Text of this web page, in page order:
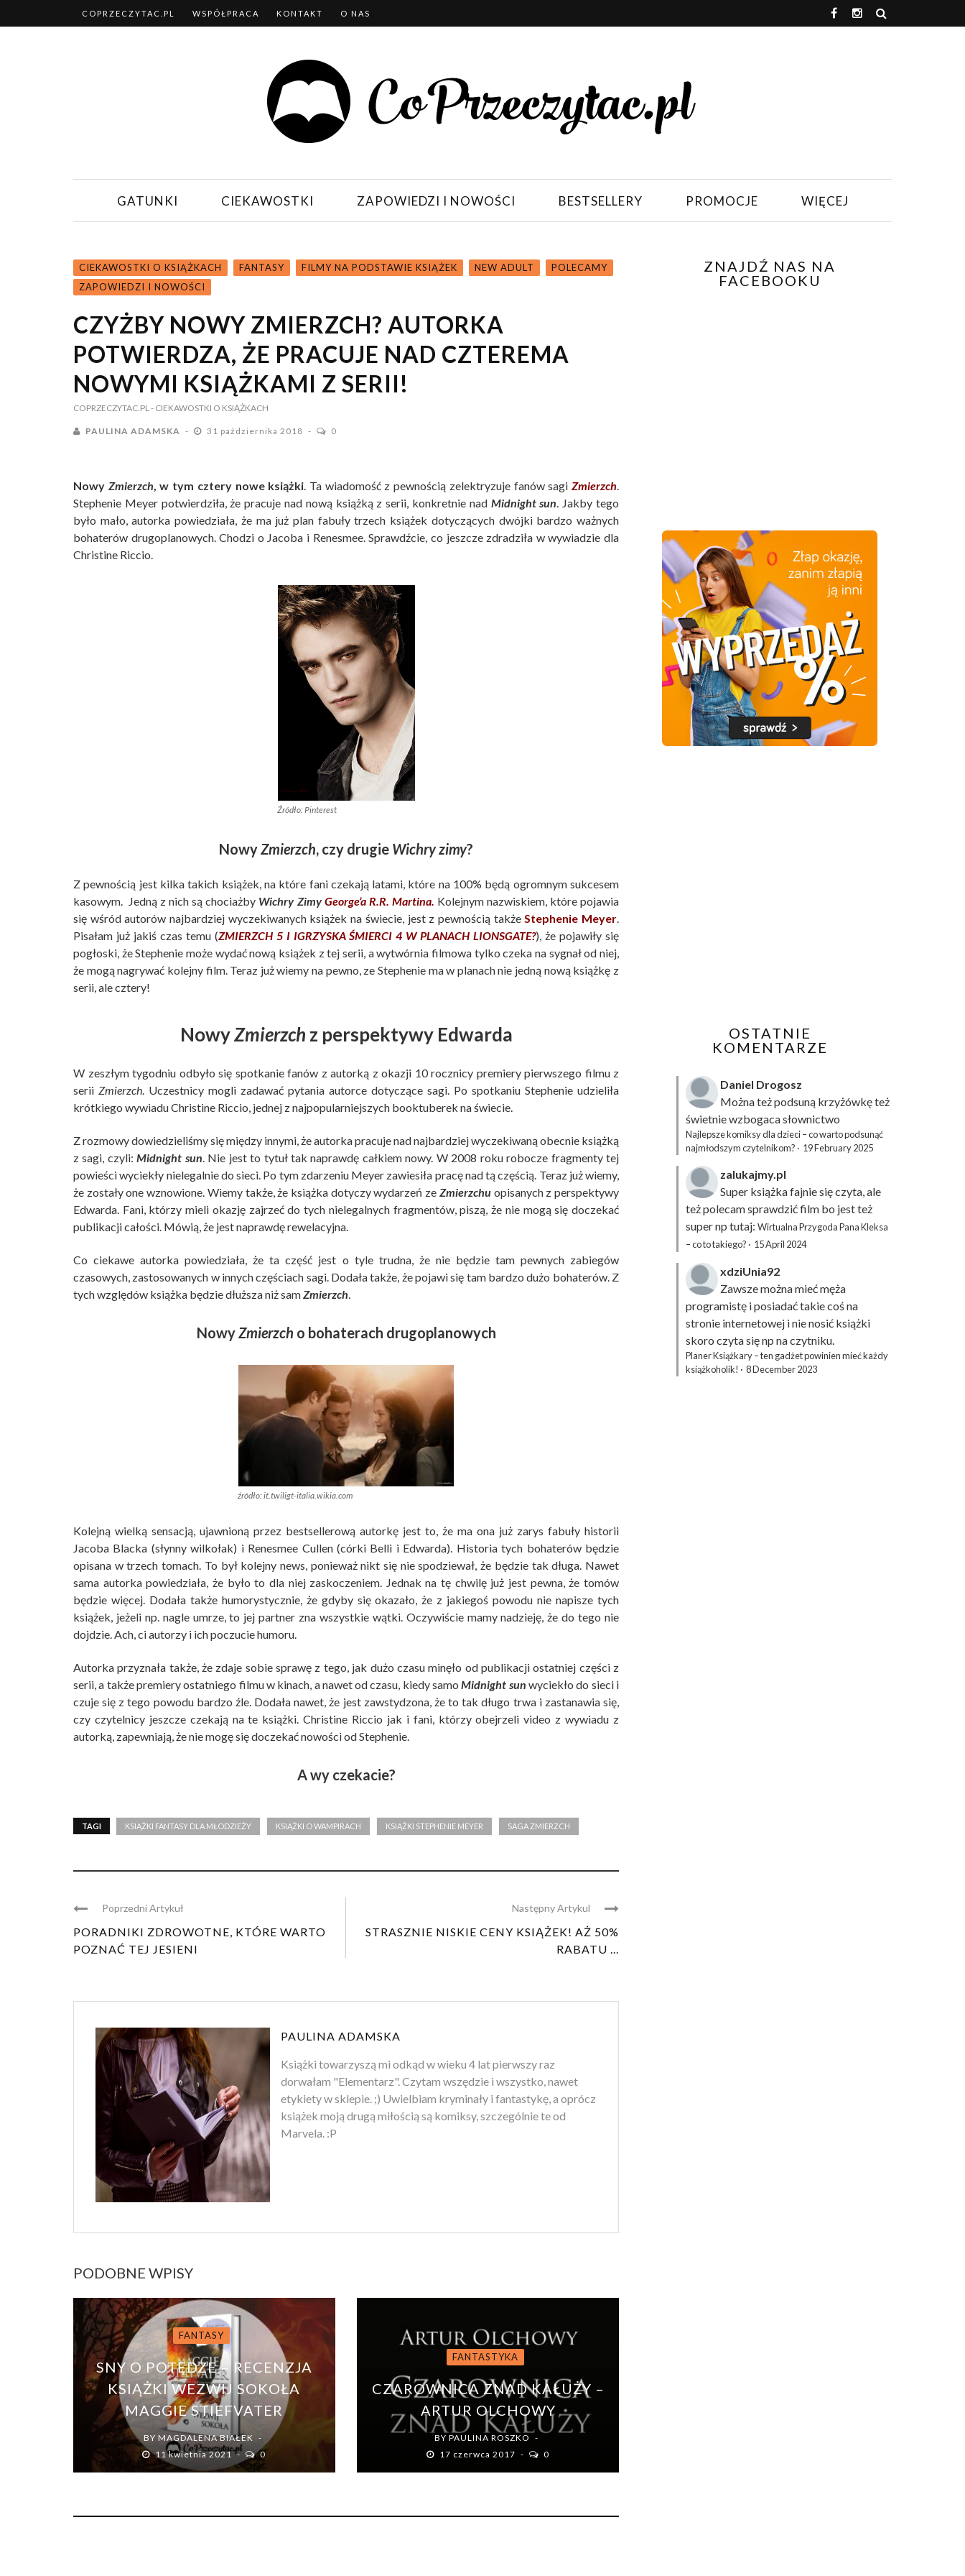
COPRZECZYTAC.PL WSPÓŁPRACA KONTAKT O NAS
GATUNKI CIEKAWOSTKI ZAPOWIEDZI I NOWOŚCI BESTSELLERY PROMOCJE WIĘCEJ
CIEKAWOSTKI O KSIĄŻKACH FANTASY FILMY NA PODSTAWIE KSIĄŻEK NEW ADULT
POLECAMY
ZAPOWIEDZI I NOWOŚCI
CZYŻBY NOWY ZMIERZCH? AUTORKA
POTWIERDZA, ŻE PRACUJE NAD CZTEREMA
NOWYMI KSIĄŻKAMI Z SERII!
COPRZECZYTAC.PL- CIEKAWOSTKI O KSIĄŻKACH
PAULINA ADAMSKA 31 października 2018 0
Nowy Zmierzch, w tym cztery nowe książki. Ta wiadomość z pewnością zelektryzuje fanów sagiZmierzch.
Stephenie Meyer potwierdziła, że pracuje nad nową książką z serii, konkretnie nad Midnight sun. Jakby tego
było mało, autorka powiedziała, że ma już plan fabuły trzech książek dotyczących dwójki bardzo ważnych
bohaterów drugoplanowych. Chodzi o Jacoba i Renesmee. Sprawdźcie, co jeszcze zdradziła w wywiadzie dla
Christine Riccio.
Źródło: Pinterest
NowyZmierzch, czy drugie Wichry zimy?
Z pewnością jest kilka takich książek, na które fani czekają latami, które na 100% będą ogromnym sukcesem
kasowym. Jedną z nich są chociażby Wichry Zimy George’a R.R. Martina. Kolejnym nazwiskiem, które pojawia
się wśród autorów najbardziej wyczekiwanych książek na świecie, jest z pewnością takżeStephenie Meyer.
Pisałam już jakiś czas temu (ZMIERZCH 5 I IGRZYSKA ŚMIERCI 4 W PLANACH LIONSGATE?), że pojawiły się
pogłoski, że Stephenie może wydać nową książek z tej serii, a wytwórnia filmowa tylko czeka na sygnał od niej,
że mogą nagrywać kolejny film. Teraz już wiemy na pewno, ze Stephenie ma w planach nie jedną nową książkę z
serii, ale cztery!
NowyZmierzch z perspektywy Edwarda
W zeszłym tygodniu odbyło się spotkanie fanów z autorką z okazji 10 rocznicy premiery pierwszego filmu z
serii Zmierzch . Uczestnicy mogli zadawać pytania autorce dotyczące sagi. Po spotkaniu Stephenie udzieliła
krótkiego wywiadu Christine Riccio, jednej z najpopularniejszych booktuberek na świecie.
Z rozmowy dowiedzieliśmy się między innymi, że autorka pracuje nad najbardziej wyczekiwaną obecnie książką
z sagi, czyli:Midnight sun . Nie jest to tytuł tak naprawdę całkiem nowy. W 2008 roku robocze fragmenty tej
powieści wyciekły nielegalnie do sieci. Po tym zdarzeniu Meyer zawiesiła pracę nad tą częścią. Teraz już wiemy,
że zostały one wznowione. Wiemy także, że książka dotyczy wydarzeń ze Zmierzchuopisanych z perspektywy
Edwarda. Fani, którzy mieli okazję zajrzeć do tych nielegalnych fragmentów, piszą, że nie mogą się doczekać
publikacji całości. Mówią, że jest naprawdę rewelacyjna.
Co ciekawe autorka powiedziała, że ta część jest o tyle trudna, że nie będzie tam pewnych zabiegów
czasowych, zastosowanych w innych częściach sagi. Dodała także, że pojawi się tam bardzo dużo bohaterów. Z
tych względów książka będzie dłuższa niż sam Zmierzch
Nowy Zmierzch o bohaterach drugoplanowych
źródło: it.twiligt-italia.wikia.com
Kolejną wielką sensacją, ujawnioną przez bestsellerową autorkę jest to, że ma ona już zarys fabuły historii
Jacoba Blacka (słynny wilkołak) i Renesmee Cullen (córki Belli i Edwarda). Historia tych bohaterów będzie
opisana w trzech tomach. To był kolejny news, ponieważ nikt się nie spodziewał, że będzie tak długa. Nawet
sama autorka powiedziała, że było to dla niej zaskoczeniem. Jednak na tę chwilę już jest pewna, że tomów
będzie więcej. Dodała także humorystycznie, że gdyby się okazało, że z jakiegoś powodu nie napisze tych
książek, jeżeli np. nagle umrze, to jej partner zna wszystkie wątki. Oczywiście mamy nadzieję, że do tego nie
dojdzie. Ach, ci autorzy i ich poczucie humoru.
Autorka przyznała także, że zdaje sobie sprawę z tego, jak dużo czasu minęło od publikacji ostatniej części z
serii, a także premiery ostatniego filmu w kinach, a nawet od czasu, kiedy samoMidnight sun wyciekło do sieci i
czuje się z tego powodu bardzo źle. Dodała nawet, że jest zawstydzona, że to tak długo trwa i zastanawia się,
czy czytelnicy jeszcze czekają na te książki. Christine Riccio jak i fani, którzy obejrzeli video z wywiadu z
autorką, zapewniają, że nie mogę się doczekać nowości od Stephenie.
A wy czekacie?
TAGI KSIĄŻKI FANTASY DLA MŁODZIEŻY KSIĄŻKI O WAMPIRACH KSIĄŻKI STEPHENIE MEYER SAGA ZMIERZCH
Poprzedni Artykuł
PORADNIKI ZDROWOTNE, KTÓRE WARTO
POZNAĆ TEJ JESIENI
Następny Artykul
STRASZNIE NISKIE CENY KSIĄŻEK! AŻ 50%
RABATU ...
PAULINA ADAMSKA
Książki towarzyszą mi odkąd w wieku 4 lat pierwszy raz
dorwałam "Elementarz". Czytam wszędzie i wszystko, nawet
etykiety w sklepie. ;) Uwielbiam kryminały i fantastykę, a oprócz
książek moją drugą miłością są komiksy, szczególnie te od
Marvela. :P
PODOBNE WPISY
FANTASY
SNY O POTĘDZE – RECENZJA
KSIĄŻKI WEZWIJ SOKOŁA
MAGGIE STIEFVATER
BY MAGDALENA BIAŁEK
11 kwietnia 2021
0
FANTASTYKA
CZAROWNICA ZNAD KAŁUŻY –
ARTUR OLCHOWY
BYPAULINA ROSZKO
17 czerwca 2017
0
ZNAJDŹ NAS NA
FACEBOOKU
OSTATNIE
KOMENTARZE
Daniel Drogosz
Można też podsuną krzyżówkęteż
świetnie wzbogaca słownictwo
Najlepsze komiksy dla dzieci – co warto podsunąć
najmłodszym czytelnikom? · 19 February 2025
zalukajmy.pl
Super książka fajnie się czyta, ale
też polecam sprawdzić film bo jest też
super np tutaj: Wirtualna Przygoda Pana Kleksa
– co to takiego? · 15 April 2024
xdziUnia92
Zawsze można mieć męża
programistę i posiadać takie coś na
stronie internetowej i nie nosić książki
skoro czyta się np na czytniku.
Planer Książkary – ten gadżet powinien mieć każdy
książkoholik! · 8 December 2023